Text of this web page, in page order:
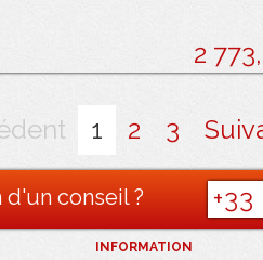
2
1 2 3
d'un conseil ?
INFORMATION